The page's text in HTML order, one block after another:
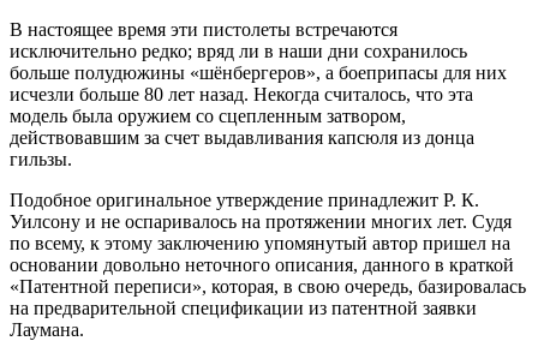
В настоящее время эти пистолеты встречаются
исключительно редко; вряд ли в наши дни сохранилось
больше полудюжины «шёнбергеров», а боеприпасы для них
исчезли больше 80 лет назад. Некогда считалось, что эта
модель была оружием со сцепленным затвором,
действовавшим за счет выдавливания капсюля из донца
гильзы.
Подобное оригинальное утверждение принадлежит Р. К.
Уилсону и не оспаривалось на протяжении многих лет. Судя
по всему, к этому заключению упомянутый автор пришел на
основании довольно неточного описания, данного в краткой
«Патентной переписи», которая, в свою очередь, базировалась
на предварительной спецификации из патентной заявки
Лаумана.